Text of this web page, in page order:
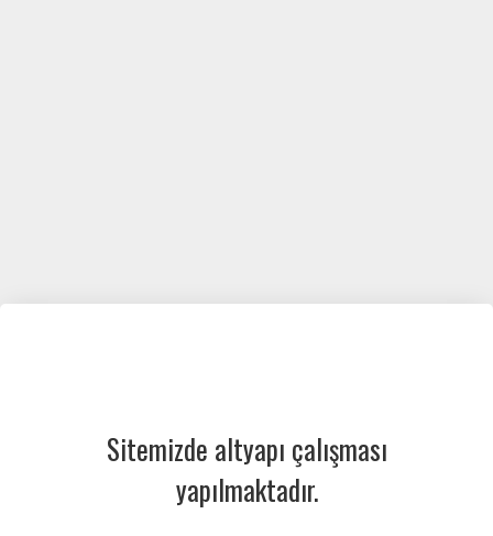
Sitemizde altyapı çalışması
yapılmaktadır.